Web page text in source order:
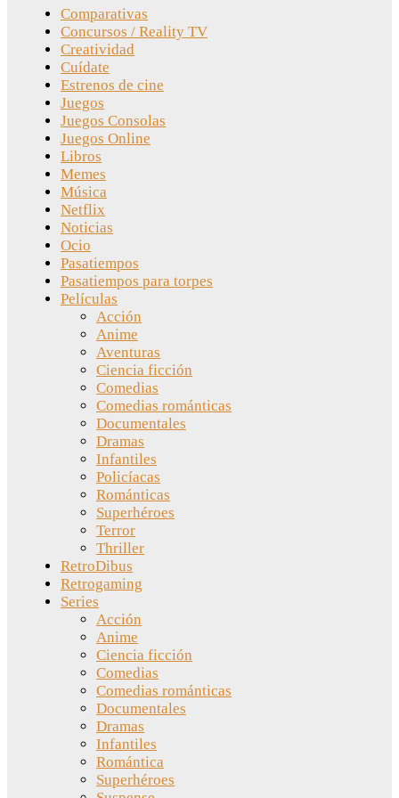
Comparativas
Concursos / Reality TV
Creatividad
Cuídate
Estrenos de cine
Juegos
Juegos Consolas
Juegos Online
Libros
Memes
Música
Netflix
Noticias
Ocio
Pasatiempos
Pasatiempos para torpes
Películas
Acción
Anime
Aventuras
Ciencia ficción
Comedias
Comedias románticas
Documentales
Dramas
Infantiles
Policíacas
Románticas
Superhéroes
Terror
Thriller
RetroDibus
Retrogaming
Series
Acción
Anime
Ciencia ficción
Comedias
Comedias románticas
Documentales
Dramas
Infantiles
Romántica
Superhéroes